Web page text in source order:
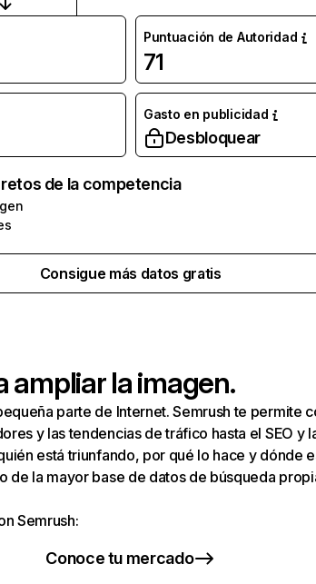
Puntuación de Autoridad
71
Gasto en publicidad
Desbloquear
de la competencia
Consigue más datos gratis
ampliar la imagen.
parte de Internet. Semrush te permite
y las tendencias de tráfico hasta el SEO y
está triunfando, por qué lo hace y dónde
de la mayor base de datos de búsqueda
Semrush:
Conoce tu mercado